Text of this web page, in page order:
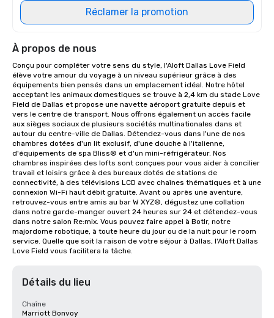
Réclamer la promotion
À propos de nous
Conçu pour compléter votre sens du style, l'Aloft Dallas Love Field
élève votre amour du voyage à un niveau supérieur grâce à des
équipements bien pensés dans un emplacement idéal. Notre hôtel
acceptant les animaux domestiques se trouve à 2,4 km du stade Love
Field de Dallas et propose une navette aéroport gratuite depuis et
vers le centre de transport. Nous offrons également un accès facile
aux sièges sociaux de plusieurs sociétés multinationales dans et
autour du centre-ville de Dallas. Détendez-vous dans l'une de nos
chambres dotées d'un lit exclusif, d'une douche à l'italienne,
d'équipements de spa Bliss® et d'un mini-réfrigérateur. Nos
chambres inspirées des lofts sont conçues pour vous aider à concilier
travail et loisirs grâce à des bureaux dotés de stations de
connectivité, à des télévisions LCD avec chaînes thématiques et à une
connexion Wi-Fi haut débit gratuite. Avant ou après une aventure,
retrouvez-vous entre amis au bar W XYZ®, dégustez une collation
dans notre garde-manger ouvert 24 heures sur 24 et détendez-vous
dans notre salon Re:mix. Vous pouvez faire appel à Botlr, notre
majordome robotique, à toute heure du jour ou de la nuit pour le room
service. Quelle que soit la raison de votre séjour à Dallas, l'Aloft Dallas
Love Field vous facilitera la tâche.
Détails du lieu
Chaîne
Marriott Bonvoy